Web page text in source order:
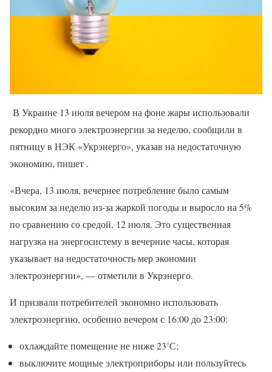
В Украине 13 июля вечером на фоне жары использовали
рекордно много электроэнергии за неделю, сообщили в
пятницу в НЭК «Укрэнерго», указав на недостаточную
экономию, пишет .
«Вчера, 13 июля, вечернее потребление было самым
высоким за неделю из-за жаркой погоды и выросло на 5%
по сравнению со средой, 12 июля. Это существенная
нагрузка на энергосистему в вечерние часы, которая
указывает на недостаточность мер экономии
электроэнергии», — отметили в Укрэнерго.
И призвали потребителей экономно использовать
электроэнергию, особенно вечером с 16:00 до 23:00:
охлаждайте помещение не ниже 23˚С;
выключите мощные электроприборы или пользуйтесь